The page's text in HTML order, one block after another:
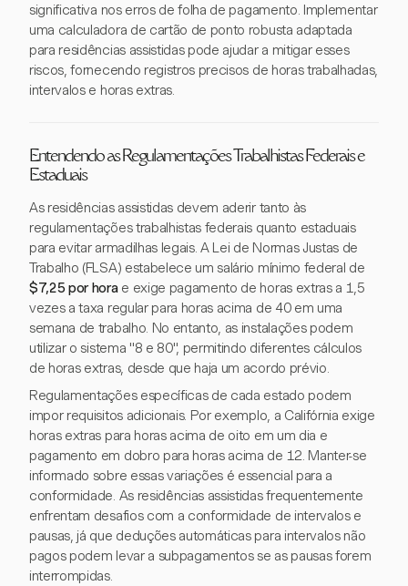
significativa nos erros de folha de pagamento. Implementar
uma calculadora de cartão de ponto robusta adaptada
para residências assistidas pode ajudar a mitigar esses
riscos, fornecendo registros precisos de horas trabalhadas,
intervalos e horas extras.
Entendendo as Regulamentações Trabalhistas Federais e
Estaduais
As residências assistidas devem aderir tanto às
regulamentações trabalhistas federais quanto estaduais
para evitar armadilhas legais. A Lei de Normas Justas de
Trabalho (FLSA) estabelece um salário mínimo federal de
$7,25 por horae exige pagamento de horas extras a 1,5
vezes a taxa regular para horas acima de 40 em uma
semana de trabalho. No entanto, as instalações podem
utilizar o sistema "8 e 80", permitindo diferentes cálculos
de horas extras, desde que haja um acordo prévio.
Regulamentações específicas de cada estado podem
impor requisitos adicionais. Por exemplo, a Califórnia exige
horas extras para horas acima de oito em um dia e
pagamento em dobro para horas acima de 12. Manter-se
informado sobre essas variações é essencial para a
conformidade. As residências assistidas frequentemente
enfrentam desafios com a conformidade de intervalos e
pausas, já que deduções automáticas para intervalos não
pagos podem levar a subpagamentos se as pausas forem
interrompidas.